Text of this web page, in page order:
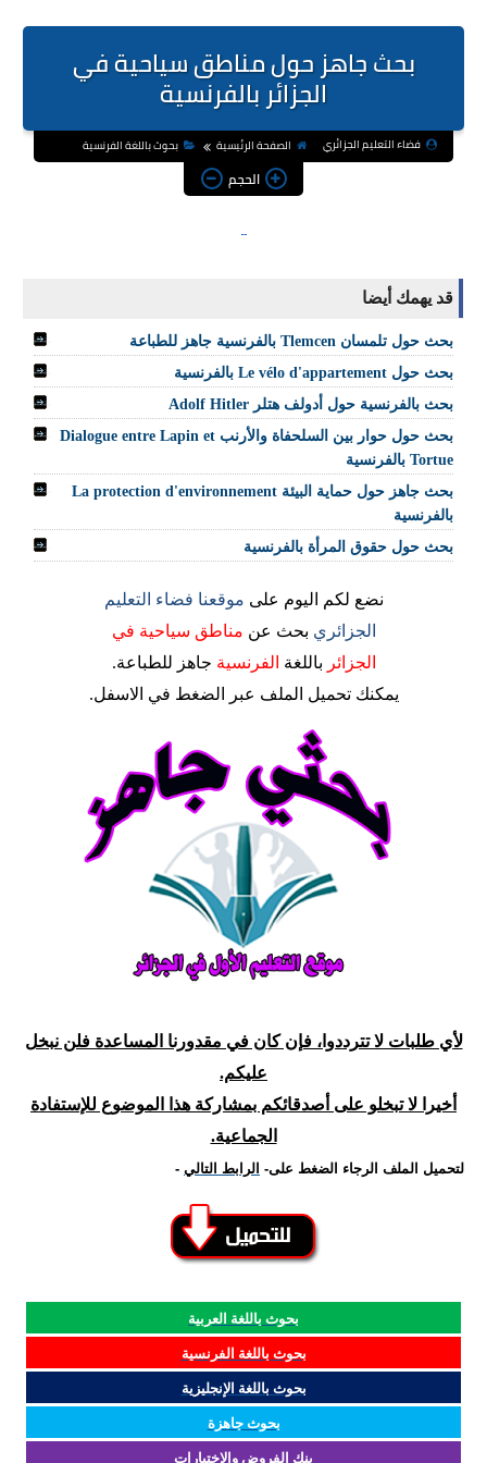
بحث جاهز حول مناطق سياحية في
الجزائر بالفرنسية
فضاء التعليم الجزائري الصفحة الرئيسية بحوث باللغة الفرنسية
الحجم
قد يهمك أيضا
بحث حول تلمسان Tlemcen بالفرنسية جاهز للطباعة
بحث حول Le vélo d'appartement بالفرنسية
بحث بالفرنسية حول أدولف هتلر Adolf Hitler
بحث حول حوار بين السلحفاة والأرنب Dialogue entre Lapin et
Tortue بالفرنسية
بحث جاهز حول حماية البيئة La protection d'environnement
بالفرنسية
بحث حول حقوق المرأة بالفرنسية
نضع لكم اليوم على موقعنا فضاء التعليم
الجزائري بحث عن مناطق سياحية في
الجزائر باللغة الفرنسية جاهز للطباعة.
يمكنك تحميل الملف عبر الضغط في الاسفل.
لأي طلبات لا تترددوا، فإن كان في مقدورنا المساعدة فلن نبخل
عليكم.
أخيرا لا تبخلو على أصدقائكم بمشاركة هذا الموضوع للإستفادة
الجماعية.
لتحميل الملف الرجاء الضغط على - الرابط التالي -
بحوث باللغة العربية
بحوث باللغة الفرنسية
بحوث باللغة الإنجليزية
بحوث جاهزة
بنك الفروض والاختبارات